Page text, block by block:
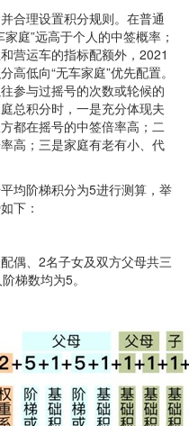
合理设置积分规则。在普通
庭”远高于个人的中签概率；
营运车的指标配额外，2021
低向“无车家庭”优先配置。
参与过摇号的次数或轮候的
总积分时，一是充分体现夫
都在摇号的中签倍率高；二
高；三是家庭有老有小、代
均阶梯积分为5进行测算，举
下：
偶、2名子女及双方父母共三
梯数均为5。